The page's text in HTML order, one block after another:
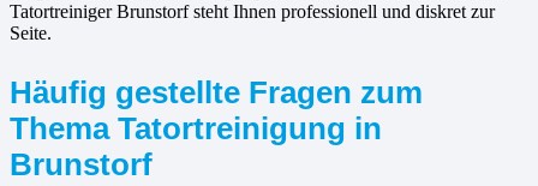
Tatortreiniger Brunstorf steht Ihnen professionell und diskret zur
Seite.
Häufig gestellte Fragen zum
Thema Tatortreinigung in
Brunstorf